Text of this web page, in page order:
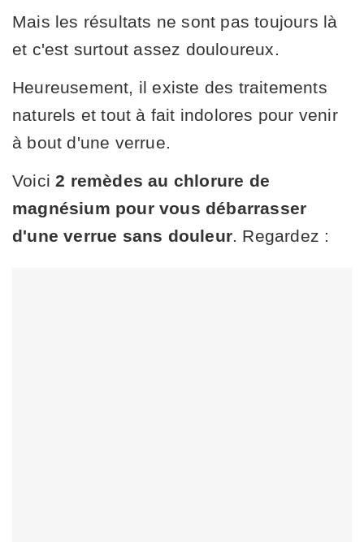
Mais les résultats ne sont pas toujours là
et c'est surtout assez douloureux.
Heureusement, il existe des traitements
naturels et tout à fait indolores pour venir
à bout d'une verrue.
Voici 2 remèdes au chlorure de
magnésium pour vous débarrasser
d'une verrue sans douleur . Regardez :